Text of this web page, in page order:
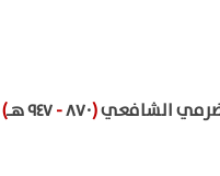
الشافعي(٨٧٠-
)